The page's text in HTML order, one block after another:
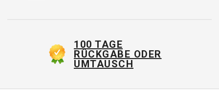
100 TAGE
RÜCKGABE ODER
UMTAUSCH